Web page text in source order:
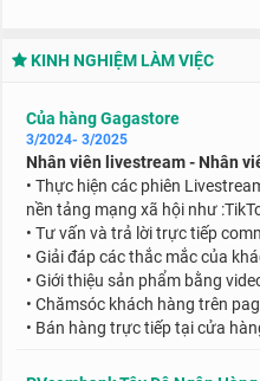
KINH NGHIỆM LÀM VIỆC
Của hàng Gagastore
3/2024- 3/2025
Nhân viên livestream - Nhân
• Thực hiện các phiên
nền tảng mạng xã hội như
• Tư vấn và trả lời trực tiếp
• Giải đáp các thắc mắc của
• Giới thiệu sản phẩm bằng
• Chămsóc khách hàng trên
• Bán hàng trực tiếp tại cửa